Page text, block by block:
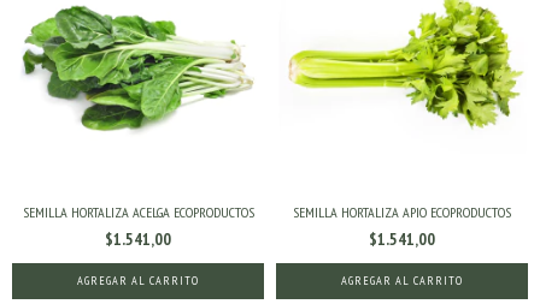
SEMILLA HORTALIZA ACELGA ECOPRODUCTOS
$1.541,00
SEMILLA HORTALIZA APIO ECOPRODUCTOS
$1.541,00